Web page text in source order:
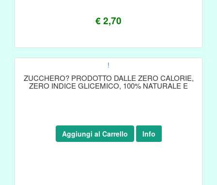
€ 2,70
!
ZUCCHERO? PRODOTTO DALLE ZERO CALORIE,
ZERO INDICE GLICEMICO, 100% NATURALE E
Aggiungi al Carrello Info